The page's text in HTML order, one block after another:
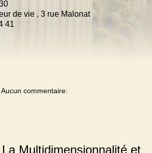
de vie , 3 rue Malonat
41
Aucun commentaire:
Multidimensionnalité et